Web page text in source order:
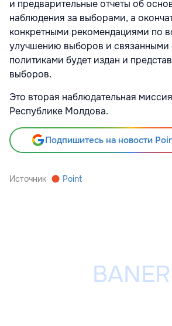
и предварительные отчеты об
наблюдения за выборами, а
конкретными рекомендациями по
улучшению выборов и связанными
политиками будет издан и
выборов.
Это вторая наблюдательная
Республике Молдова.
Подпишитесь на новости
Источник Point